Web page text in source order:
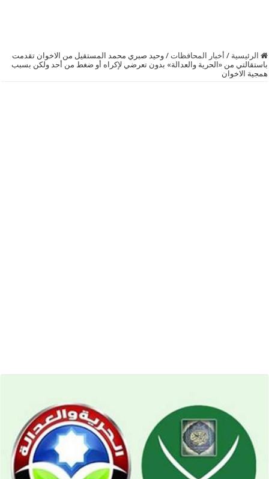
الرئيسية / أخبار المحافظات / وحيد صبري محمد المستقيل من الاخوان تقدمت
باستقالتي من «الحرية والعدالة» بدون تعرضي لإكراه أو ضغط من أحد ولكن بسبب
همجية الاخوان